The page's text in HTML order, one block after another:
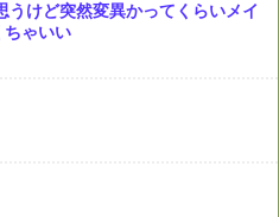
うけど突然変異かってくらいメイ
ちゃいい